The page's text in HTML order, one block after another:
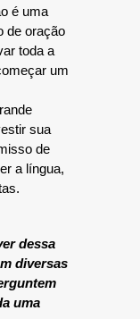
é uma
de oração
toda a
um
sua
de
a língua,
dessa
diversas
uma